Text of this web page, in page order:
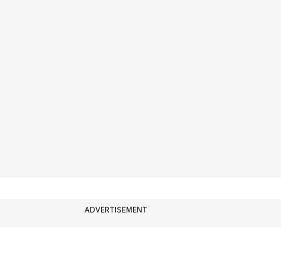
ADVERTISEMENT